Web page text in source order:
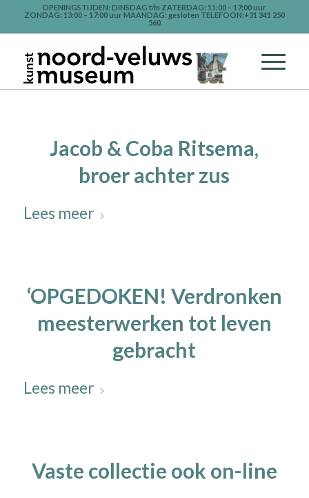
OPENINGSTIJDEN: DINSDAG t/m ZATERDAG: 11:00 – 17:00 uur
ZONDAG: 13:00 – 17:00 uur MAANDAG: gesloten TELEFOON:+31 341 250
560
Jacob & Coba Ritsema,
broer achter zus
Lees meer
‘OPGEDOKEN! Verdronken
meesterwerken tot leven
gebracht
Lees meer
Vaste collectie ook on-line